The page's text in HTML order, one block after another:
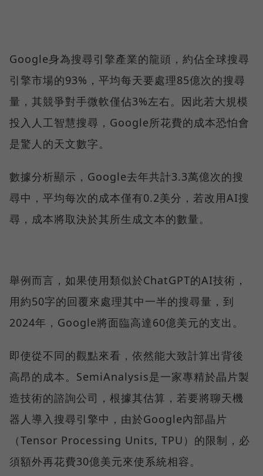
Google身為搜尋引擎產業的龍頭，約佔全球搜尋
引擎市場的93%，平均每天要處理85億次的搜尋
量，其競爭對手微軟僅佔3%左右。因此若大規模
投入人工智慧搜尋，Google所花費的成本恐怕會
是驚人的天文數字。
數據分析顯示，Google去年共計3.3萬億次的搜
尋中，平均每次的成本僅有0.2美分，若改用AI搜
尋，成本將取決於其所生成文本的數量。
舉例而言，如果使用類似於ChatGPT的AI技術，
用約50字的回覆來處理其中一半的搜尋量，到
2024年，Google將面臨高達60億美元的支出。
即使從不同的觀點來看，依然能大致計算出背後
高昂的成本。SemiAnalysis是一家專精於晶片製
造技術的諮詢公司，根據其估算，若要將聊天機
器人導入搜尋引擎中，由於Google內部晶片
（Tensor Processing Units, TPU）的限制，必
須額外再花費30億美元來使系統相容。